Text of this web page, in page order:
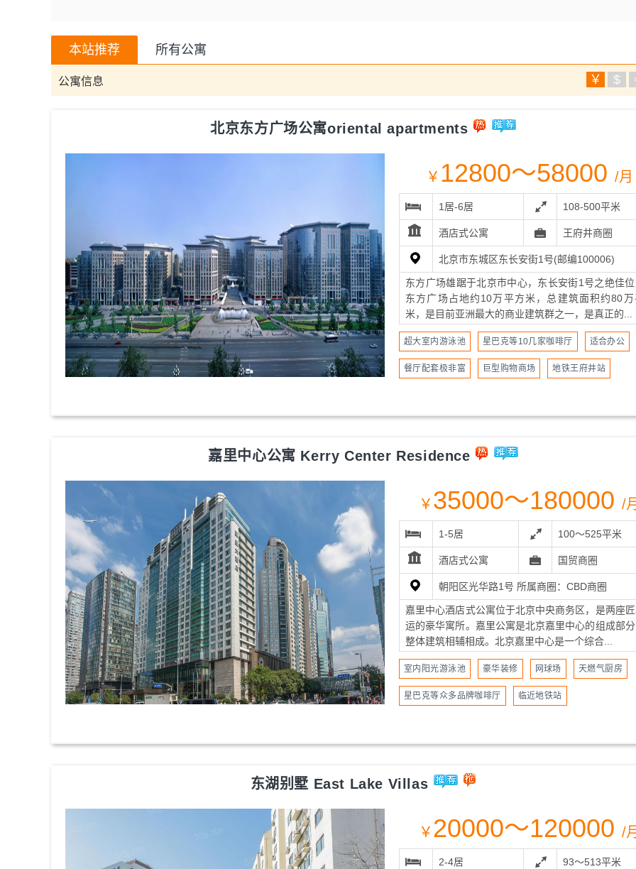
本站推荐 所有公寓
公寓信息 ￥ $
北京东方广场公寓oriental apartments
￥ 12800～58000 /月
1居-6居 108-500平米
酒店式公寓 王府井商圈
北京市东城区东长安街1号(邮编100006)
东方广场雄踞于北京市中心，东长安街1号之绝佳
东方广场占地约10万平方米，总建筑面积约80万
米，是目前亚洲最大的商业建筑群之一，是真正的...
超大室内游泳池 星巴克等10几家咖啡厅 适合办公
餐厅配套极非富 巨型购物商场 地铁王府井站
嘉里中心公寓 Kerry Center Residence
￥ 35000～180000 /
1-5居 100～525平米
酒店式公寓 国贸商圈
朝阳区光华路1号 所属商圈：CBD商圈
嘉里中心酒店式公寓位于北京中央商务区，是两座
运的豪华寓所。嘉里公寓是北京嘉里中心的组成部
整体建筑相辅相成。北京嘉里中心是一个综合...
室内阳光游泳池 豪华装修 网球场 天燃气厨房
星巴克等众多品牌咖啡厅 临近地铁站
东湖别墅 East Lake Villas
￥ 20000～120000 /
2-4居 93～513平米